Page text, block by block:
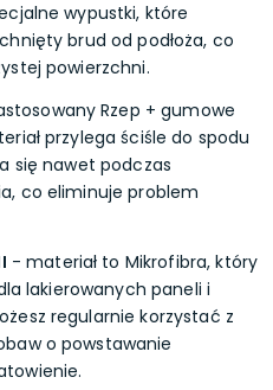
wypustki, które
brud od podłoża, co
powierzchni.
Rzep + gumowe
przylega ściśle do spodu
się nawet podczas
co eliminuje problem
- materiał to Mikrofibra, który
lakierowanych paneli i
regularnie korzystać z
o powstawanie